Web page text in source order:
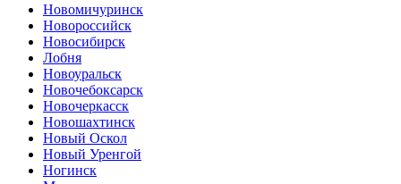
Новомичуринск
Новороссийск
Новосибирск
Лобня
Новоуральск
Новочебоксарск
Новочеркасск
Новошахтинск
Новый Оскол
Новый Уренгой
Ногинск